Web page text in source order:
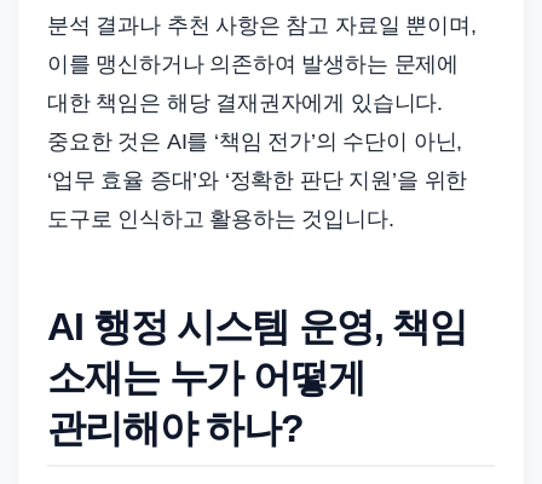
분석 결과나 추천 사항은 참고 자료일 뿐이며,
이를 맹신하거나 의존하여 발생하는 문제에
대한 책임은 해당 결재권자에게 있습니다.
중요한 것은 AI를 ‘책임 전가’의 수단이 아닌,
‘업무 효율 증대’와 ‘정확한 판단 지원’을 위한
도구로 인식하고 활용하는 것입니다.
AI 행정 시스템 운영, 책임
소재는 누가 어떻게
관리해야 하나?